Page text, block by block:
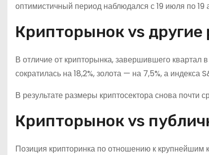
оптимистичный период наблюдался с 19 июля по 19
Крипторынок vs другие
В отличие от крипторынка, завершившего квартал
сократилась на 18,2%, золота — на 7,5%, а индекса
В результате размеры криптосектора снова почти
Крипторынок vs
Позиция крипторинка по отношению к крупнейшим